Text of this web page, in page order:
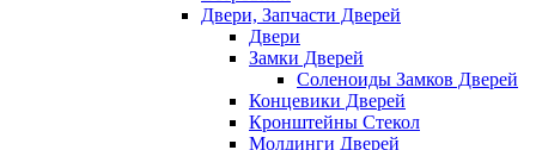
Двери, Запчасти Дверей
Двери
Замки Дверей
Соленоиды Замков Дверей
Концевики Дверей
Кронштейны Стекол
Молдинги Дверей